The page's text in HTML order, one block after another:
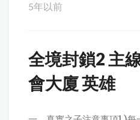
5年以前
全境封鎖2 主
會大廈 英雄